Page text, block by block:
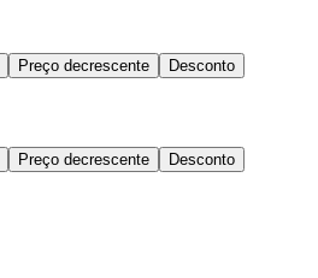
Preço decrescente Desconto
Preço decrescente Desconto